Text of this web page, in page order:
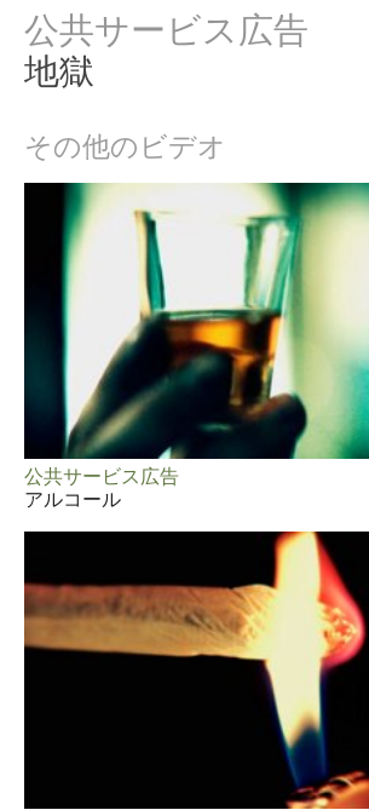
公共サービス広告
地獄
その他のビデオ
公共サービス広告
アルコール